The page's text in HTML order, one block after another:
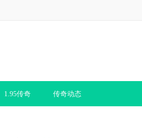
1.95传奇 传奇动态